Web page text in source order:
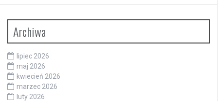
Archiwa
lipiec 2026
maj 2026
kwiecień 2026
marzec 2026
luty 2026